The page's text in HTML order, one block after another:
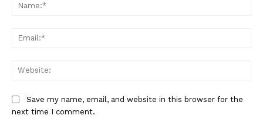
Save my name, email, and website in this browser for the
next time I comment.